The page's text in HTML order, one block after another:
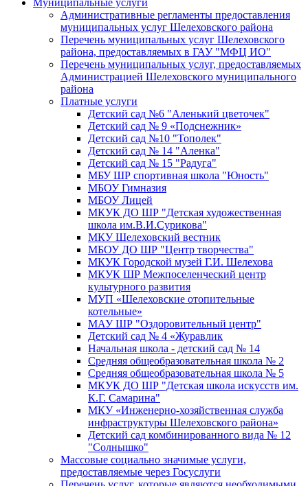
Административные регламенты предоставления
муниципальных услуг Шелеховского района
Перечень муниципальных услуг Шелеховского
района, предоставляемых в ГАУ "МФЦ ИО"
Перечень муниципальных услуг, предоставляемых
Администрацией Шелеховского муниципального
района
Платные услуги
Детский сад №6 "Аленький цветочек"
Детский сад № 9 «Подснежник»
Детский сад №10 "Тополек"
Детский сад № 14 "Аленка"
Детский сад № 15 "Радуга"
МБУ ШР спортивная школа "Юность"
МБОУ Гимназия
МБОУ Лицей
МКУК ДО ШР "Детская художественная
школа им.В.И.Сурикова"
МКУ Шелеховский вестник
МБОУ ДО ШР "Центр творчества"
МКУК Городской музей Г.И. Шелехова
МКУК ШР Межпоселенческий центр
культурного развития
МУП «Шелеховские отопительные
котельные»
МАУ ШР "Оздоровительный центр"
Детский сад № 4 «Журавлик
Начальная школа - детский сад № 14
Средняя общеобразовательная школа № 2
Средняя общеобразовательная школа № 5
МКУК ДО ШР "Детская школа искусств им.
К.Г. Самарина"
МКУ «Инженерно-хозяйственная служба
инфраструктуры Шелеховского района»
Детский сад комбинированного вида № 12
"Солнышко"
Массовые социально значимые услуги,
предоставляемые через Госуслуги